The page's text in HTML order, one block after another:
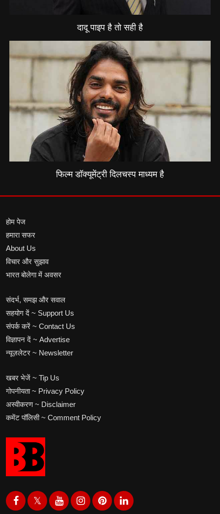
दादू पाइप है तो सही है
फिल्म डॉक्यूमेंट्री दिलचस्प माध्यम है
होम पेज
हमारा सफर
About Us
विचार और सुझाव
भारत बोलेगा में अवसर
संदर्भ, समझ और सवाल
सहयोग दें ~ Support Us
संपर्क करें ~ Contact Us
विज्ञापन दें ~ Advertise
न्यूज़लेटर ~ Newsletter
खबर भेजें ~ Tip Us
गोपनीयता ~ Privacy Policy
अस्वीकरण ~ Disclaimer
कमेंट पॉलिसी ~ Comment Policy